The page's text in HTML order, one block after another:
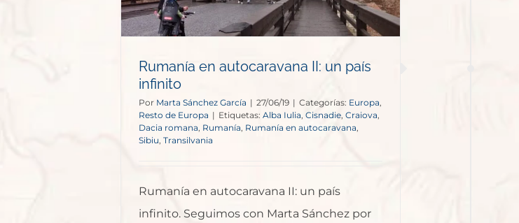
Rumanía en autocaravana II: un país
infinito
Por Marta Sánchez García | 27/06/19 | Categorías: Europa
Resto de Europa | Etiquetas: Alba Iulia, Cisnadie Craiova
Dacia romana Rumanía, Rumanía en autocaravana
Sibiu Transilvania
Rumanía en autocaravana II: un país
infinito. Seguimos con Marta Sánchez por